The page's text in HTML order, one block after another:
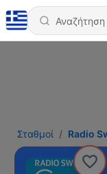
Σταθμοί Radio